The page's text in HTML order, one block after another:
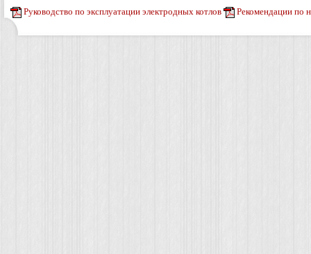
Руководство по эксплуатации электродных котлов Рекомендации по